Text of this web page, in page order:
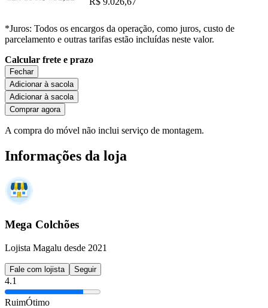
*Juros: Todos os encargos da operação, como juros, custo de
parcelamento e outras tarifas estão incluídas neste valor.
Calcular frete e prazo
Fechar
Adicionar à sacola
Adicionar à sacola
Comprar agora
A compra do móvel não inclui serviço de montagem.
Informações da loja
Mega Colchões
Lojista Magalu desde 2021
Fale com lojista Seguir
4.1
RuimÓtimo